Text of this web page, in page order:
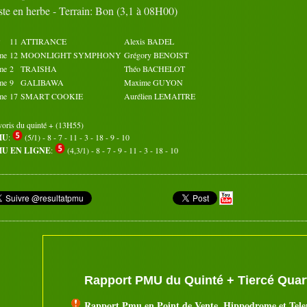
Octobre 2019
07 08
12 13 14
15
17 18
22 23
27 28 29
Novembre 2019
06
07
11
12
16
17
21
22
26
27
en herbe - Terrain: Bon (3,1 à 08H00)
11 ATTIRANCE
Alexis BADEL
12 MOONLIGHT SYMPHONY Grégory BENOIST
2 TRAISHA
Théo BACHELOT
9 GALIBAWA
Maxime GUYON
17 SMART COOKIE Aurélien LEMAITRE
du quinté + (13H55)
: (5/1) - 8 - 7 - 11 - 3 - 18 - 9 - 10
EN LIGNE: (4,3/1) - 8 - 7 - 9 - 11 - 3 - 18 - 10
Rapport PMU du Quinté + Tiercé